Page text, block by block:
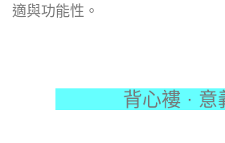
適與功能性。
背心褸 ·